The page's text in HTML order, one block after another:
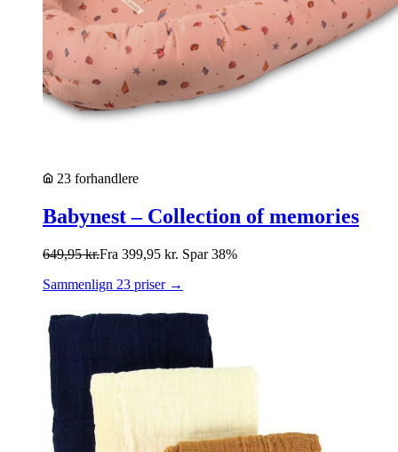
23 forhandlere
Babynest – Collection of memories
649,95kr.Fra 399,95 kr. Spar 38%
Sammenlign 23 priser →